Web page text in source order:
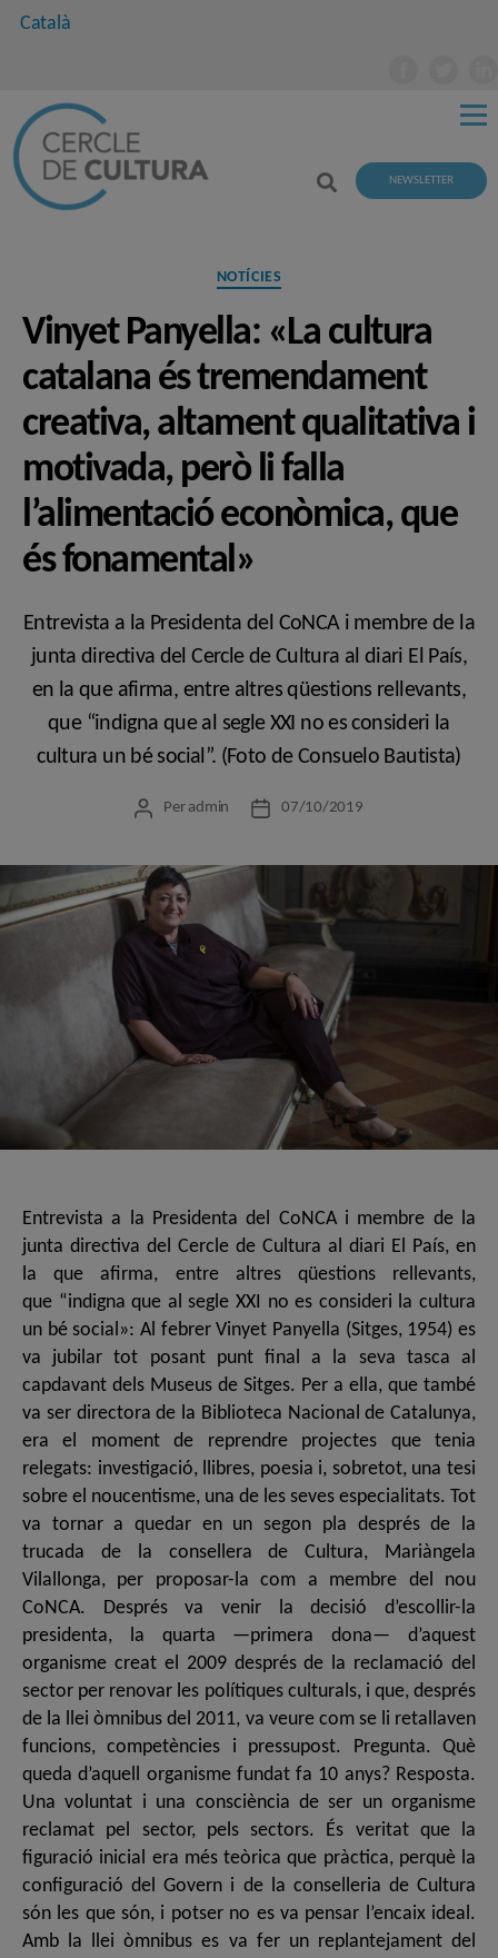
Català
NEWSLETTER
Categories
NOTÍCIES
Vinyet Panyella: «La cultura
catalana és tremendament
creativa, altament qualitativa i
motivada, però li falla
l’alimentació econòmica, que
és fonamental»
Entrevista a la Presidenta del CoNCA i membre de la
junta directiva del Cercle de Cultura al diari El País,
en la que afirma, entre altres qüestions rellevants,
que “indigna que al segle XXI no es consideri la
cultura un bé social”. (Foto de Consuelo Bautista)
Autor
Per admin
Data07/10/2019
Entrevista a la Presidenta del CoNCA i membre de la
junta directiva del Cercle de Cultura al diari El País, en
la que afirma, entre altres qüestions rellevants,
que “indigna que al segle XXI no es consideri la cultura
un bé social»: Al febrer Vinyet Panyella (Sitges, 1954) es
va jubilar tot posant punt final a la seva tasca al
capdavant dels Museus de Sitges. Per a ella, que també
va ser directora de la Biblioteca Nacional de Catalunya,
era el moment de reprendre projectes que tenia
relegats: investigació, llibres, poesia i, sobretot, una tesi
sobre el noucentisme, una de les seves especialitats. Tot
va tornar a quedar en un segon pla després de la
trucada de la consellera de Cultura, Mariàngela
Vilallonga, per proposar-la com a membre del nou
CoNCA. Després va venir la decisió d’escollir-la
presidenta, la quarta —primera dona— d’aquest
organisme creat el 2009 després de la reclamació del
sector per renovar les polítiques culturals, i que, després
de la llei òmnibus del 2011, va veure com se li retallaven
funcions, competències i pressupost. Pregunta. Què
queda d’aquell organisme fundat fa 10 anys? Resposta.
Una voluntat i una consciència de ser un organisme
reclamat pel sector, pels sectors. És veritat que la
figuració inicial era més teòrica que pràctica, perquè la
configuració del Govern i de la conselleria de Cultura
són les que són, i potser no es va pensar l’encaix ideal.
Amb la llei òmnibus es va fer un replantejament del